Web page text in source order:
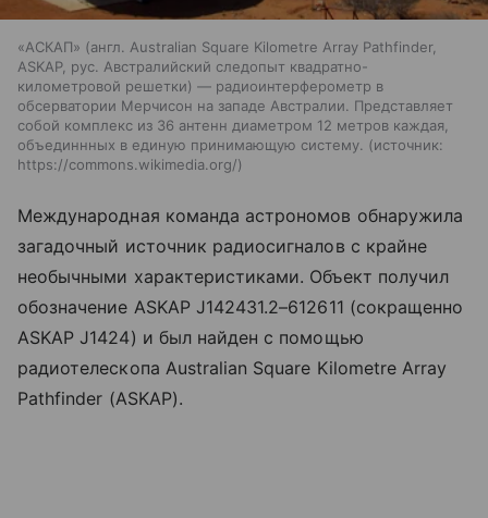
«АСКАП» (англ. Australian Square Kilometre Array Pathfinder,
ASKAP, рус. Австралийский следопыт квадратно-
километровой решетки) — радиоинтерферометр в
обсерватории Мерчисон на западе Австралии. Представляет
собой комплекс из 36 антенн диаметром 12 метров каждая,
объединнных в единую принимающую систему.
источник:
https://commons.wikimedia.org/
Международная команда астрономов обнаружила
загадочный источник радиосигналов с крайне
необычными характеристиками. Объект получил
обозначение ASKAP J142431.2–612611 (сокращенно
ASKAP J1424) и был найден с помощью
радиотелескопа Australian Square Kilometre Array
Pathfinder (ASKAP).